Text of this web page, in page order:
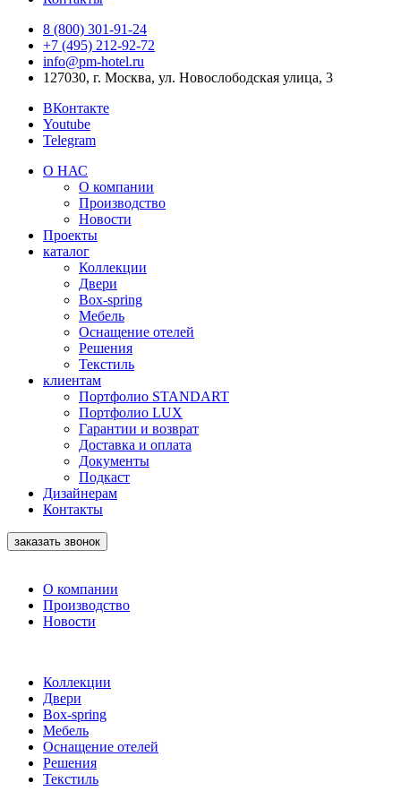
8 (800) 301‑91‑24
+7 (495) 212‑92‑72
info@pm-hotel.ru
127030, г. Москва, ул. Новослободская улица, 3
ВКонтакте
Youtube
Telegram
О НАС
О компании
Производство
Новости
Проекты
каталог
Коллекции
Двери
Box-spring
Мебель
Оснащение отелей
Решения
Текстиль
клиентам
Портфолио STANDART
Портфолио LUX
Гарантии и возврат
Доставка и оплата
Документы
Подкаст
Дизайнерам
Контакты
заказать звонок
О компании
Производство
Новости
Коллекции
Двери
Box-spring
Мебель
Оснащение отелей
Решения
Текстиль